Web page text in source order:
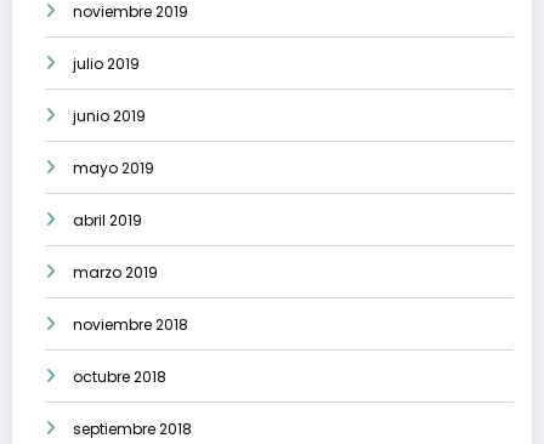
noviembre 2019
julio 2019
junio 2019
mayo 2019
abril 2019
marzo 2019
noviembre 2018
octubre 2018
septiembre 2018